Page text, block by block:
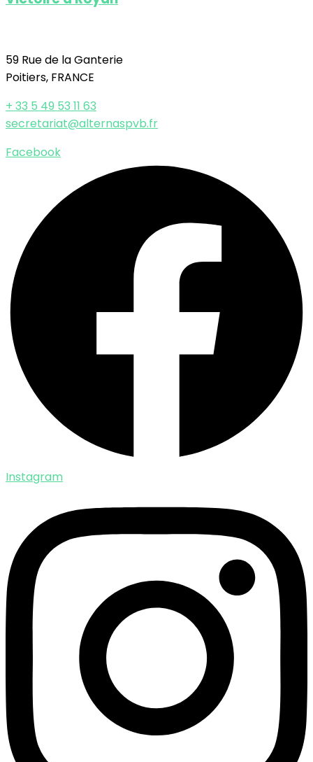
59 Rue de la Ganterie
Poitiers, FRANCE
+ 33 5 49 53 11 63
secretariat@alternaspvb.fr
Facebook
Instagram